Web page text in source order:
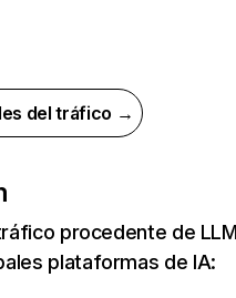
del tráfico →
procedente de
plataformas de IA: